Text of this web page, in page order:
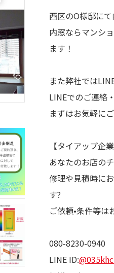
西区のO様邸に
内窓ならマンシ
ます！
また弊社では
LINEでのご連絡
まずはお気軽に
【タイアップ企
あなたのお店の
修理や見積時に
す?
ご依頼•条件等は
080-8230-0940
LINE ID: